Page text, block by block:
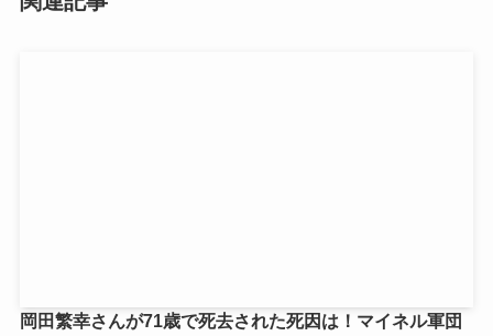
岡田繁幸さんが71歳で死去された死因は！マイネル軍団